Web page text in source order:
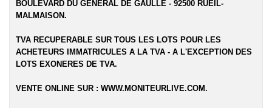
BOULEVARD DU GENERAL DE GAULLE - 92500 RUEIL-
MALMAISON.
TVA RECUPERABLE SUR TOUS LES LOTS POUR LES
ACHETEURS IMMATRICULES A LA TVA - A L'EXCEPTION DES
LOTS EXONERES DE TVA.
VENTE ONLINE SUR : WWW.MONITEURLIVE.COM.